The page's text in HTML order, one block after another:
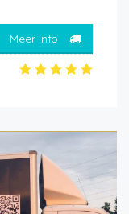
Meer info